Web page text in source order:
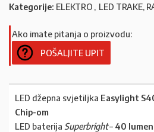
Kategorije: ELEKTRO LED TRAKE,
Ako imate pitanja o proizvodu:
POŠALJITE UPIT
LED džepna svjetiljka Easylight
Chip-om
LED baterija Superbright– 40